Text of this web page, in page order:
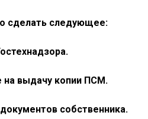
сделать следующее:
на выдачу копии ПСМ.
собственника.